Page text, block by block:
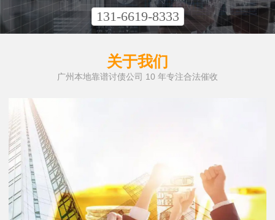
131-6619-8333
关于我们
广州本地靠谱讨债公司 10 年专注合法催收